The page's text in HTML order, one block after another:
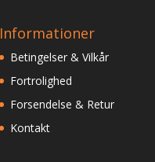
Informationer
Betingelser & Vilkår
Fortrolighed
Forsendelse & Retur
Kontakt